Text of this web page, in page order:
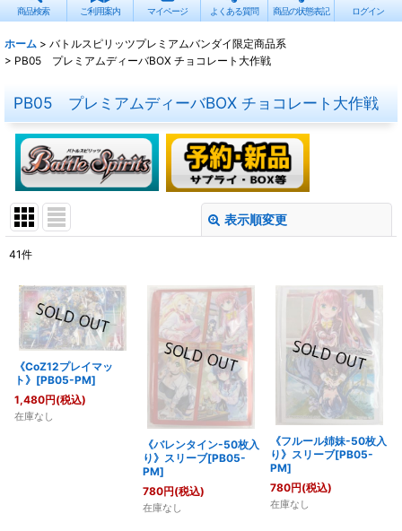
商品検索 ご利用案内 マイページ よくある質問 商品の状態表記 ログイン
ホーム > バトルスピリッツプレミアムバンダイ限定商品系
> PB05 プレミアムディーバBOX チョコレート大作戦
PB05 プレミアムディーバBOX チョコレート大作戦
表示順変更
在庫あり
並び順:
絞り込む
41件
《CoZ12プレイマッ
ト》[PB05-PM]
1,480円(税込)
在庫なし
《バレンタイン-50枚入
り》スリーブ[PB05-
PM]
780円(税込)
在庫なし
《フルール姉妹-50枚入
り》スリーブ[PB05-
PM]
780円(税込)
在庫なし